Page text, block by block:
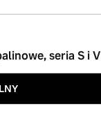
seria S i V